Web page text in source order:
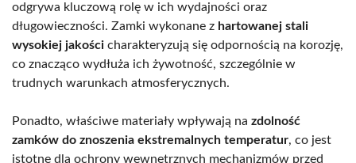
odgrywa kluczową rolę w ich wydajności oraz
długowieczności. Zamki wykonane z hartowanej stali
wysokiej jakości charakteryzują się odpornością na korozję,
co znacząco wydłuża ich żywotność, szczególnie w
trudnych warunkach atmosferycznych.
Ponadto, właściwe materiały wpływają na zdolność
zamków do znoszenia ekstremalnych temperatur, co jest
istotne dla ochrony wewnętrznych mechanizmów przed